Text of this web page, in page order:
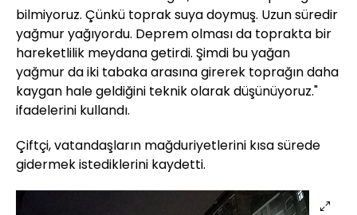
bilmiyoruz. Çünkü toprak suya doymuş. Uzun süredir
yağmur yağıyordu. Deprem olması da toprakta bir
hareketlilik meydana getirdi. Şimdi bu yağan
yağmur da iki tabaka arasına girerek toprağın daha
kaygan hale geldiğini teknik olarak düşünüyoruz."
ifadelerini kullandı.
Çiftçi, vatandaşların mağduriyetlerini kısa sürede
gidermek istediklerini kaydetti.